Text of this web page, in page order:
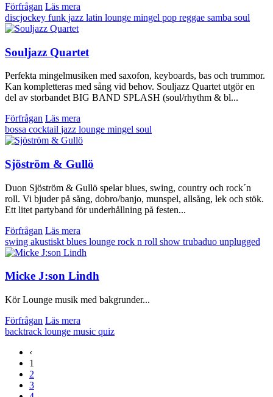
Förfrågan Läs mera
discjockey funk jazz latin lounge mingel pop reggae samba soul
Souljazz Quartet
Perfekta mingelmusiken med saxofon, keyboards, bas och trummor.
Kan kompletteras med sång vid behov. Souljazz Quartet utgör en
del av storbandet BIG BAND SPLASH (soul/rhythm & bl...
Förfrågan Läs mera
bossa cocktail jazz lounge mingel soul
Sjöström & Gullö
Duon Sjöström & Gullö spelar blues, swing, country och rock´n
roll. Vi bjuder på sång, dobro/banjo, munspel, allsång, lek och stök.
Ett litet partyband för underhållning på festen...
Förfrågan Läs mera
swing akustiskt blues lounge rock n roll show trubaduo unplugged
Micke J:son Lindh
Kör Lounge musik med bakgrunder...
Förfrågan Läs mera
backtrack lounge music quiz
‹
1
2
3